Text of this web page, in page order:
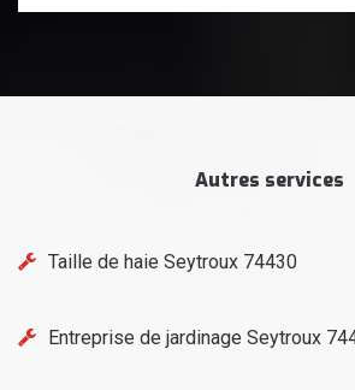
Autres services
Taille de haie Seytroux 74430
Entreprise de jardinage Seytroux